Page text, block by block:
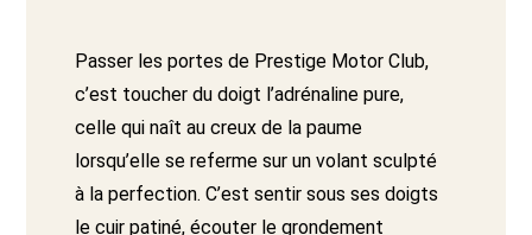
Passer les portes de Prestige Motor Club,
c’est toucher du doigt l’adrénaline pure,
celle qui naît au creux de la paume
lorsqu’elle se referme sur un volant sculpté
à la perfection. C’est sentir sous ses doigts
le cuir patiné, écouter le grondement